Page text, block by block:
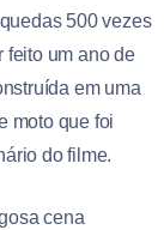
500 vezes
feito um ano de
em uma
moto que foi
do filme.
cena